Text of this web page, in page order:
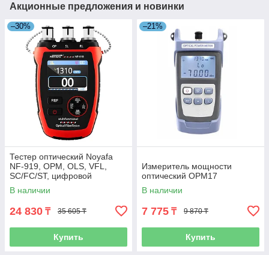
Акционные предложения и новинки
–30%
Тестер оптический Noyafa
NF-919, OPM, OLS, VFL,
SC/FC/ST, цифровой
В наличии
24 830 ₸ 35 605 ₸
Купить
–21%
Измеритель мощности
оптический OPM17
В наличии
7 775 ₸ 9 870 ₸
Купить